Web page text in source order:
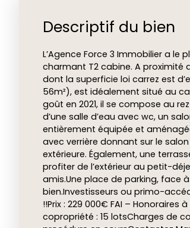
Descriptif du bien
L’Agence Force 3 Immobilier a le
charmant T2 cabine. A proximité
dont la superficie loi carrez est
56m²), est idéalement situé au
goût en 2021, il se compose au
d’une salle d’eau avec wc, un
entièrement équipée et
avec verrière donnant sur le
extérieure. Également, une
profiter de l’extérieur au petit-
amis.Une place de parking, face
bien.Investisseurs ou primo-
!!Prix : 229 000€ FAI –
copropriété : 15 lotsCharges de